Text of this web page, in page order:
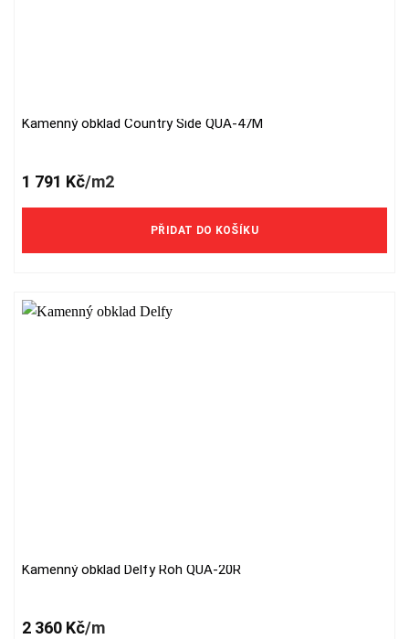
Kamenný obklad Country Side QUA-47M
1 791 Kč/m2
PŘIDAT DO KOŠÍKU
Kamenný obklad Delfy Roh QUA-20R
2 360 Kč/m